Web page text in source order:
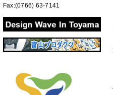
Fax:(0766) 63-7141